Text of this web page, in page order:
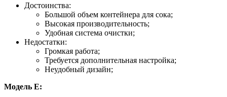
Достоинства:
Большой объем контейнера для сока;
Высокая производительность;
Удобная система очистки;
Недостатки:
Громкая работа;
Требуется дополнительная настройка;
Неудобный дизайн;
Модель E: